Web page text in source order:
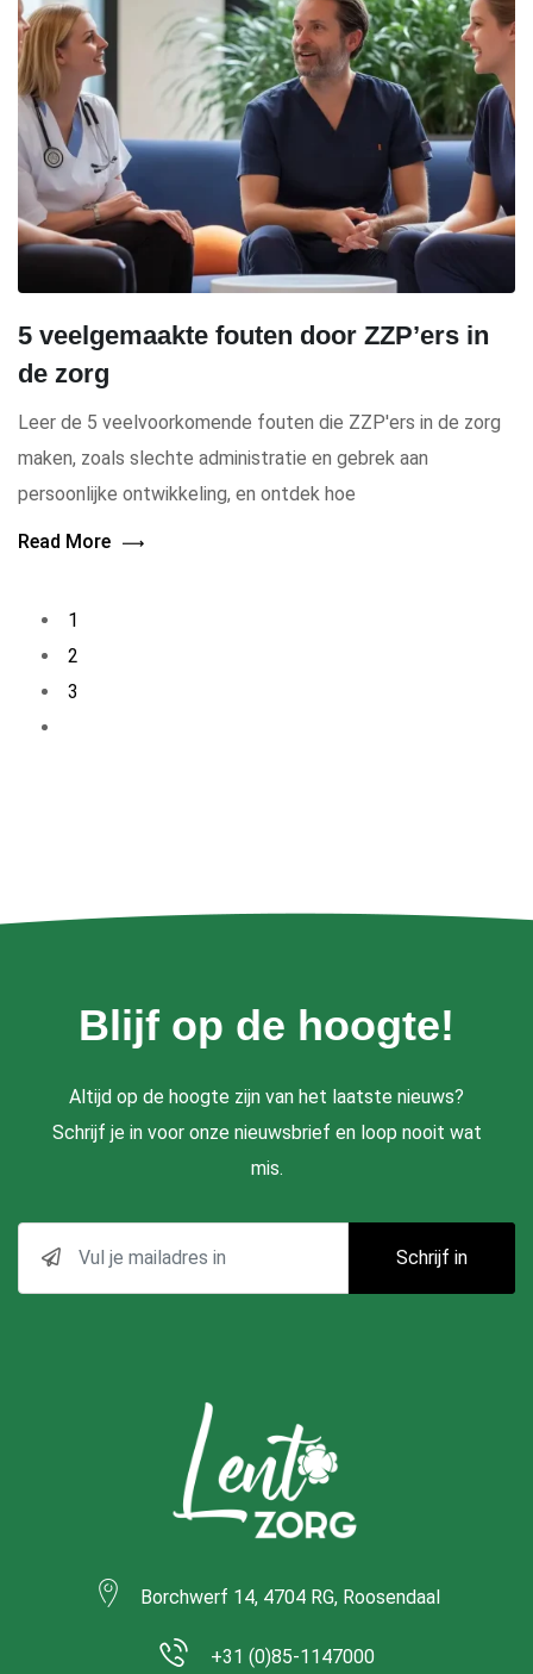
5 veelgemaakte fouten door ZZP’ers in
de zorg
Leer de 5 veelvoorkomende fouten die ZZP'ers in de zorg
maken, zoals slechte administratie en gebrek aan
persoonlijke ontwikkeling, en ontdek hoe
Read More
1
2
3
Blijf op de hoogte!
Altijd op de hoogte zijn van het laatste nieuws?
Schrijf je in voor onze nieuwsbrief en loop nooit wat
mis.
Schrijf in
Borchwerf 14, 4704 RG, Roosendaal
+31 (0)85-1147000